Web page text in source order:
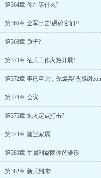
第364章 你在等什么?
第366章 全军出击!碾碎它们!!
第368章 质子?
第370章 征兵工作火热开展!
第374章 会议
第376章 炮火定点打击?
第378章 随迁家属
第380章 军属利益团体的雏形
第382章 新兵到来!